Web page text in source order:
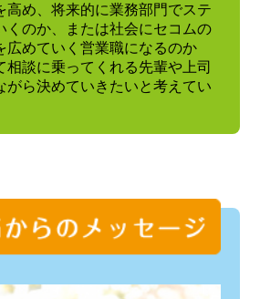
高め、将来的に業務部門でステ
くのか、または社会にセコムの
広めていく営業職になるのか
相談に乗ってくれる先輩や上司
がら決めていきたいと考えてい